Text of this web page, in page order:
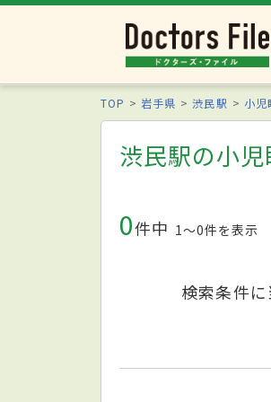
TOP 岩手県 渋民駅 小児
渋民駅の小
0件中 1〜0件を表示
検索条件